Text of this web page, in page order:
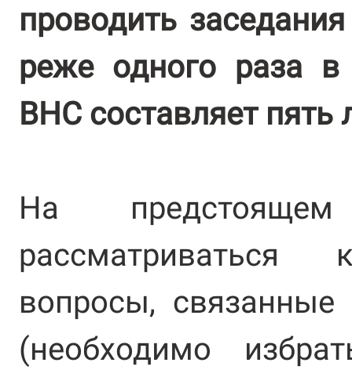
проводить
реже одного раза
ВНС составляет пять
На
рассматриваться
вопросы,
(необходимо